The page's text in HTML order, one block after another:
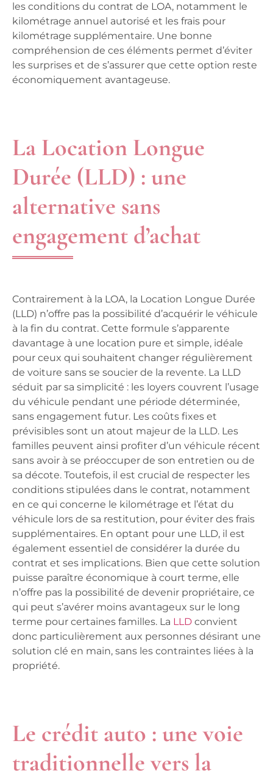
les conditions du contrat de LOA, notamment le
kilométrage annuel autorisé et les frais pour
kilométrage supplémentaire. Une bonne
compréhension de ces éléments permet d’éviter
les surprises et de s’assurer que cette option reste
économiquement avantageuse.
La Location Longue
Durée (LLD) : une
alternative sans
engagement d’achat
Contrairement à la LOA, la Location Longue Durée
(LLD) n’offre pas la possibilité d’acquérir le véhicule
à la fin du contrat. Cette formule s’apparente
davantage à une location pure et simple, idéale
pour ceux qui souhaitent changer régulièrement
de voiture sans se soucier de la revente. La LLD
séduit par sa simplicité : les loyers couvrent l’usage
du véhicule pendant une période déterminée,
sans engagement futur. Les coûts fixes et
prévisibles sont un atout majeur de la LLD. Les
familles peuvent ainsi profiter d’un véhicule récent
sans avoir à se préoccuper de son entretien ou de
sa décote. Toutefois, il est crucial de respecter les
conditions stipulées dans le contrat, notamment
en ce qui concerne le kilométrage et l’état du
véhicule lors de sa restitution, pour éviter des frais
supplémentaires. En optant pour une LLD, il est
également essentiel de considérer la durée du
contrat et ses implications. Bien que cette solution
puisse paraître économique à court terme, elle
n’offre pas la possibilité de devenir propriétaire, ce
qui peut s’avérer moins avantageux sur le long
terme pour certaines familles. La LLD convient
donc particulièrement aux personnes désirant une
solution clé en main, sans les contraintes liées à la
propriété.
Le crédit auto : une voie
traditionnelle vers la